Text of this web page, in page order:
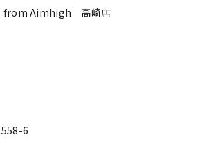
from Aimhigh 高崎店
6